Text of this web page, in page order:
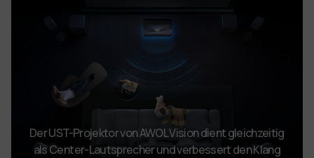
Der UST-Projektor von AWOL Vision dient gleichzeitig
als Center-Lautsprecher und verbessert den Klang